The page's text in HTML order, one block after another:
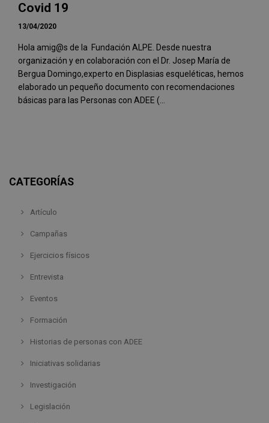
Covid 19
13/04/2020
Hola amig@s de la Fundación ALPE. Desde nuestra
organización y en colaboración con el Dr. Josep María de
Bergua Domingo,experto en Displasias esqueléticas, hemos
elaborado un pequeño documento con recomendaciones
básicas para las Personas con ADEE (...
CATEGORÍAS
Artículo
Campañas
Ejercicios físicos
Entrevista
Eventos
Formación
Historias de personas con ADEE
Iniciativas solidarias
Investigación
Legislación